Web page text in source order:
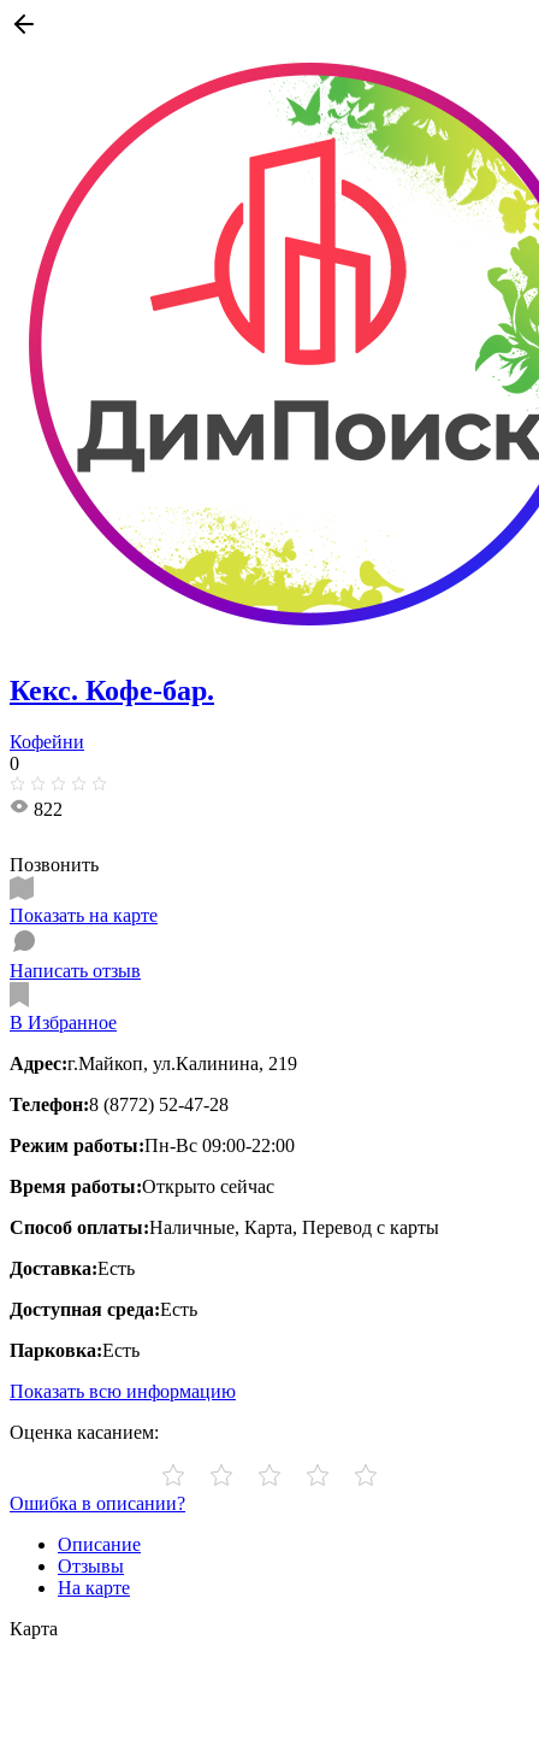
Кекс​. Кофе-бар.
Кофейни
0
822
Позвонить
Показать на карте
Написать отзыв
В Избранное
Адрес:г.Майкоп, ул.Калинина, 219
Телефон:8 (8772) 52-47-28
Режим работы:Пн-Вс 09:00-22:00
Время работы:Открыто сейчас
Способ оплаты:Наличные, Карта, Перевод с карты
Доставка:Есть
Доступная среда:Есть
Парковка:Есть
Показать всю информацию
Оценка касанием:
Ошибка в описании?
Описание
Отзывы
На карте
Карта